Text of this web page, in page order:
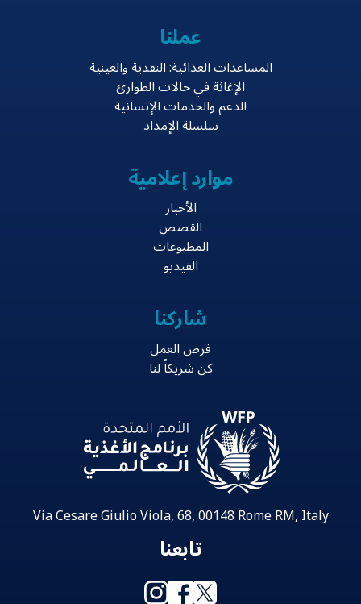
عملنا
المساعدات الغذائية: النقدية والعينية
الإغاثة في حالات الطوارئ
الدعم والخدمات الإنسانية
سلسلة الإمداد
موارد إعلامية
الأخبار
القصص
المطبوعات
الفيديو
شاركنا
فرص العمل
كن شريكاً لنا
Via Cesare Giulio Viola, 68, 00148 Rome RM, Italy
تابعنا